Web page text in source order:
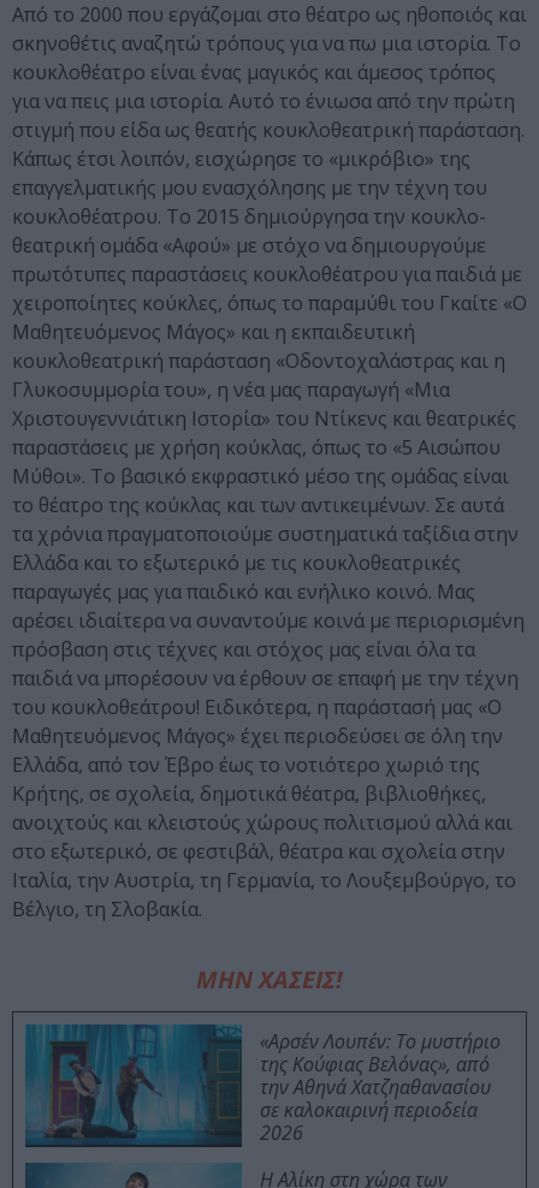
Από το 2000 που εργάζομαι στο θέατρο ως ηθοποιός και
σκηνοθέτις αναζητώ τρόπους για να πω μια ιστορία. Το
κουκλοθέατρο είναι ένας μαγικός και άμεσος τρόπος
για να πεις μια ιστορία. Αυτό το ένιωσα από την πρώτη
στιγμή που είδα ως θεατής κουκλοθεατρική παράσταση.
Κάπως έτσι λοιπόν, εισχώρησε το «μικρόβιο» της
επαγγελματικής μου ενασχόλησης με την τέχνη του
κουκλοθέατρου. Το 2015 δημιούργησα την κουκλο-
θεατρική ομάδα «Αφού» με στόχο να δημιουργούμε
πρωτότυπες παραστάσεις κουκλοθέατρου για παιδιά με
χειροποίητες κούκλες, όπως το παραμύθι του Γκαίτε «Ο
Μαθητευόμενος Μάγος» και η εκπαιδευτική
κουκλοθεατρική παράσταση «Οδοντοχαλάστρας και η
Γλυκοσυμμορία του», η νέα μας παραγωγή «Μια
Χριστουγεννιάτικη Ιστορία» του Ντίκενς και θεατρικές
παραστάσεις με χρήση κούκλας, όπως το «5 Αισώπου
Μύθοι». Το βασικό εκφραστικό μέσο της ομάδας είναι
το θέατρο της κούκλας και των αντικειμένων. Σε αυτά
τα χρόνια πραγματοποιούμε συστηματικά ταξίδια στην
Ελλάδα και το εξωτερικό με τις κουκλοθεατρικές
παραγωγές μας για παιδικό και ενήλικο κοινό. Μας
αρέσει ιδιαίτερα να συναντούμε κοινά με περιορισμένη
πρόσβαση στις τέχνες και στόχος μας είναι όλα τα
παιδιά να μπορέσουν να έρθουν σε επαφή με την τέχνη
του κουκλοθεάτρου! Ειδικότερα, η παράστασή μας «Ο
Μαθητευόμενος Μάγος» έχει περιοδεύσει σε όλη την
Ελλάδα, από τον Έβρο έως το νοτιότερο χωριό της
Κρήτης, σε σχολεία, δημοτικά θέατρα, βιβλιοθήκες,
ανοιχτούς και κλειστούς χώρους πολιτισμού αλλά και
στο εξωτερικό, σε φεστιβάλ, θέατρα και σχολεία στην
Ιταλία, την Αυστρία, τη Γερμανία, το Λουξεμβούργο, το
Βέλγιο, τη Σλοβακία.
ΜΗΝ ΧΑΣΕΙΣ!
«Αρσέν Λουπέν: Το μυστήριο
της Κούφιας Βελόνας», από
την Αθηνά Χατζηαθανασίου
σε καλοκαιρινή περιοδεία
2026
Η Αλίκη στη χώρα των